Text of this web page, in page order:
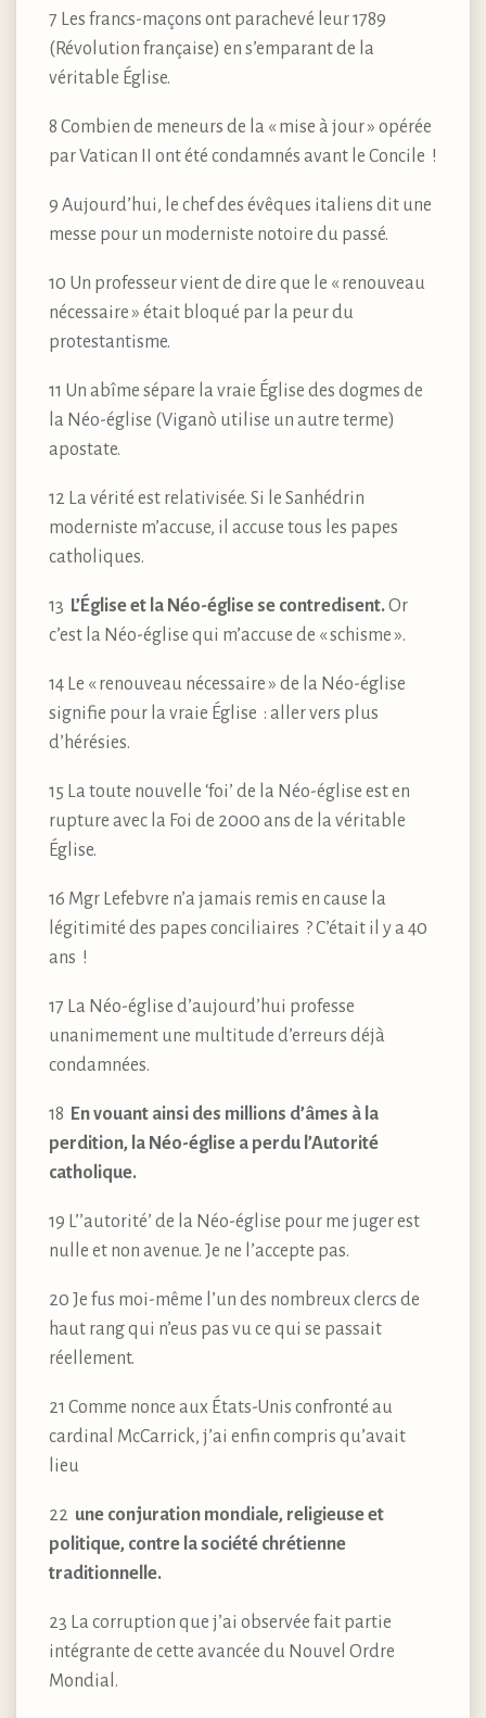
7 Les francs-maçons ont parachevé leur 1789
(Révolution française) en s’emparant de la
véritable Église.
8 Combien de meneurs de la « mise à jour » opérée
par Vatican II ont été condamnés avant le Concile !
9 Aujourd’hui, le chef des évêques italiens dit une
messe pour un moderniste notoire du passé.
10 Un professeur vient de dire que le « renouveau
nécessaire » était bloqué par la peur du
protestantisme.
11 Un abîme sépare la vraie Église des dogmes de
la Néo-église (Viganò utilise un autre terme)
apostate.
12 La vérité est relativisée. Si le Sanhédrin
moderniste m’accuse, il accuse tous les papes
catholiques.
13 L’Église et la Néo-église se contredisent.Or
c’est la Néo-église qui m’accuse de « schisme ».
14 Le « renouveau nécessaire » de la Néo-église
signifie pour la vraie Église : aller vers plus
d’hérésies.
15 La toute nouvelle ‘foi’ de la Néo-église est en
rupture avec la Foi de 2000 ans de la véritable
Église.
16 Mgr Lefebvre n’a jamais remis en cause la
légitimité des papes conciliaires ? C’était il y a 40
ans !
17 La Néo-église d’aujourd’hui professe
unanimement une multitude d’erreurs déjà
condamnées.
18 En vouant ainsi des millions d’âmes à la
perdition, la Néo-église a perdu l’Autorité
catholique.
19 L’’autorité’ de la Néo-église pour me juger est
nulle et non avenue. Je ne l’accepte pas.
20 Je fus moi-même l’un des nombreux clercs de
haut rang qui n’eus pas vu ce qui se passait
réellement.
21 Comme nonce aux États-Unis confronté au
cardinal McCarrick, j’ai enfin compris qu’avait
lieu
22 une conjuration mondiale, religieuse et
politique, contre la société chrétienne
traditionnelle.
23 La corruption que j’ai observée fait partie
intégrante de cette avancée du Nouvel Ordre
Mondial.